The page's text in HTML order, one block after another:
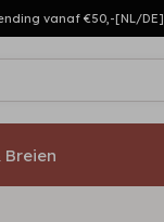
vanaf €50,-[NL/DE]
Breien